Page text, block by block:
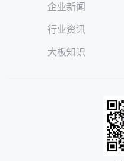
企业新闻
行业资讯
大板知识